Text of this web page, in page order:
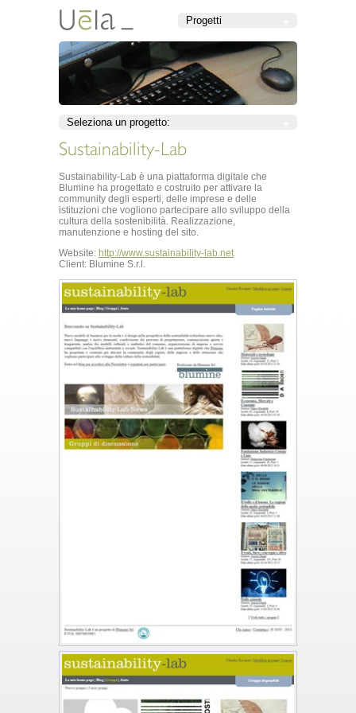
Sustainability-Lab
Sustainability-Lab è una piattaforma digitale che
Blumine ha progettato e costruito per attivare la
community degli esperti, delle imprese e delle
istituzioni che vogliono partecipare allo sviluppo della
cultura della sostenibilità. Realizzazione,
manutenzione e hosting del sito.
Website: http://www.sustainability-lab.net
Client: Blumine S.r.l.